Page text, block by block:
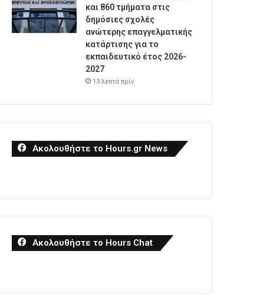
και 860 τμήματα στις
δημόσιες σχολές
ανώτερης επαγγελματικής
κατάρτισης για το
εκπαιδευτικό έτος 2026-
2027
13 λεπτά πρίν
Ακολουθήστε το Hours.gr News
Ακολουθήστε το Hours Chat